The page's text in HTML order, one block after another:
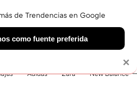
VIAJES GASTRO SNEAKERS
Adidas Zara New Balance
×
de Trendencias en Google
como fuente preferida